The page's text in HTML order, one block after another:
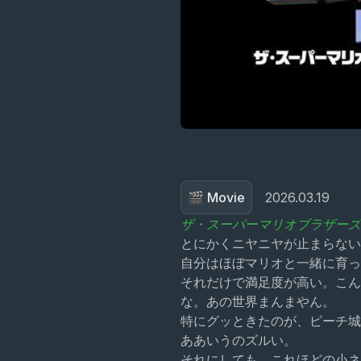
🎬 Movie 2026.03.19
ザ・スーパーマリオブラザー
とにかくニヤニヤが止まらな
自分はほぼマリオと一緒に育
それだけで満足度が高い。こ
な。あの世界まんまやん。
特にグッときたのが、ピーチ
ああいうのズルい。